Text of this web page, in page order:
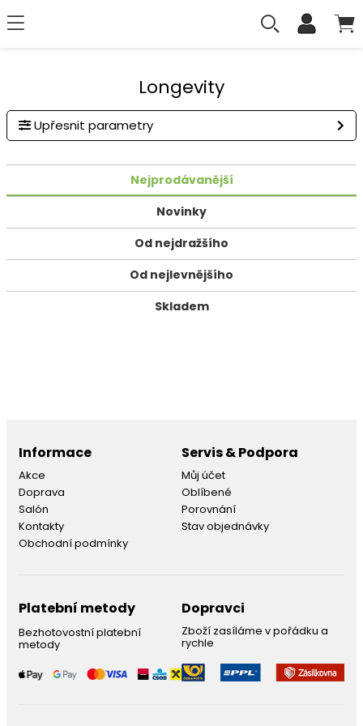
Longevity
Upřesnit parametry
Nejprodávanější
Novinky
Od nejdražšího
Od nejlevnějšího
Skladem
Informace
Akce
Doprava
Salón
Kontakty
Obchodní podmínky
Servis & Podpora
Můj účet
Oblíbené
Porovnání
Stav objednávky
Platební metody
Bezhotovostní platební
metody
Dopravci
Zboží zasíláme v pořádku a
rychle